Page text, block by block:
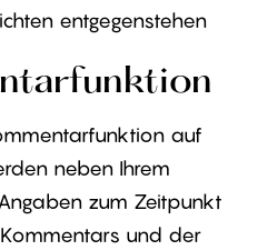
entgegenstehen
auf
neben Ihrem
zum Zeitpunkt
und der